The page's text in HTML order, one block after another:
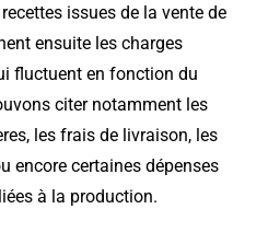
issues de la vente de
ensuite les charges
fluctuent en fonction du
citer notamment les
les frais de livraison, les
encore certaines dépenses
à la production.